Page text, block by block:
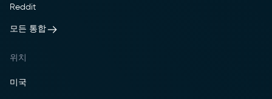
Reddit
모든 통합
위치
미국